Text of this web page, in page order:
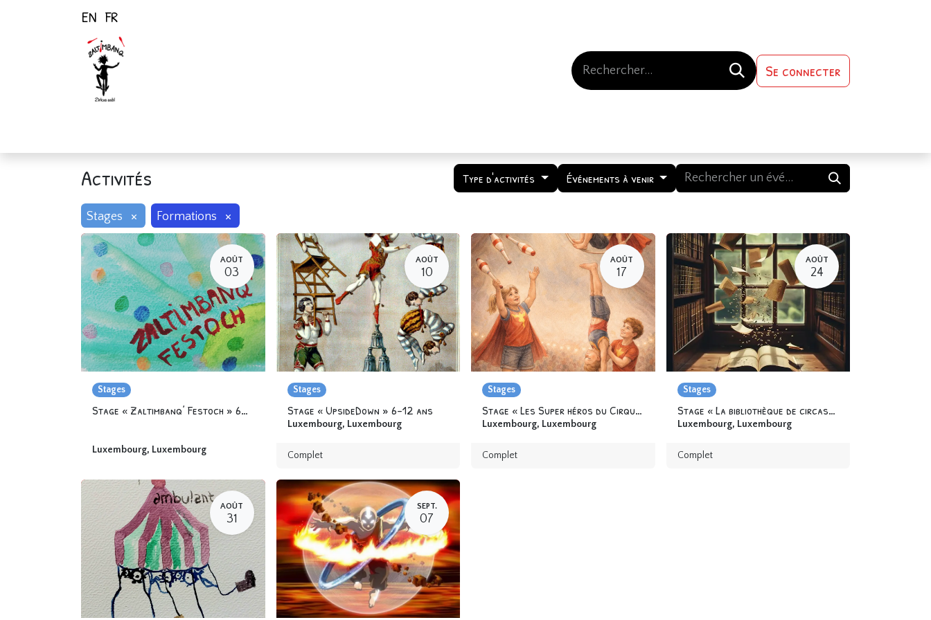
EN FR
Se connecter
Activités Type d'activités Événements à venir
Stages × Formations ×
AOÛT
03
Stages
Stage « Zaltimbanq’ Festoch » 6-12 ans
Luxembourg, Luxembourg
AOÛT
10
Stages
Stage « UpsideDown » 6-12 ans
Luxembourg, Luxembourg
Complet
AOÛT
17
Stages
Stage « Les Super héros du Cirque » 6-12 ans
Luxembourg, Luxembourg
Complet
AOÛT
24
Stages
Stage « La bibliothèque de circassien.ne.s » 6-12 ans
Luxembourg, Luxembourg
Complet
AOÛT
31
SEPT.
07